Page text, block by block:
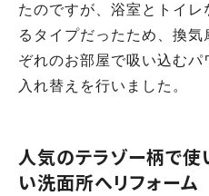
たのですが、浴室とトイ
るタイプだったため、換
ぞれのお部屋で吸い込む
入れ替えを行いました。
人気のテラゾー柄で
い洗面所へリフォーム